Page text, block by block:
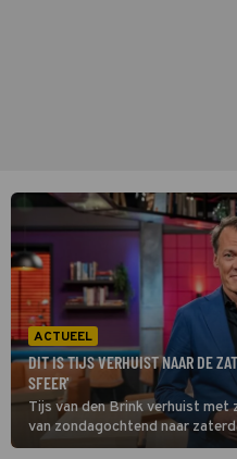
ACTUEEL
DIT IS TIJS VERHUIST NAAR DE
SFEER'
Tijs van den Brink verhuist
van zondagochtend naar
om een andere nuance. We